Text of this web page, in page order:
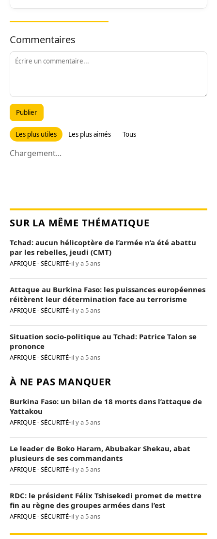
Commentaires
Publier
Les plus utiles Les plus aimés Tous
Chargement...
SUR LA MÊME THÉMATIQUE
Tchad: aucun hélicoptère de l’armée n’a été abattu
par les rebelles, jeudi (CMT)
AFRIQUE - SÉCURITÉ•il y a 5 ans
Attaque au Burkina Faso: les puissances européennes
réitèrent leur détermination face au terrorisme
AFRIQUE - SÉCURITÉ•il y a 5 ans
Situation socio-politique au Tchad: Patrice Talon se
prononce
AFRIQUE - SÉCURITÉ•il y a 5 ans
À NE PAS MANQUER
Burkina Faso: un bilan de 18 morts dans l’attaque de
Yattakou
AFRIQUE - SÉCURITÉ•il y a 5 ans
Le leader de Boko Haram, Abubakar Shekau, abat
plusieurs de ses commandants
AFRIQUE - SÉCURITÉ•il y a 5 ans
RDC: le président Félix Tshisekedi promet de mettre
fin au règne des groupes armées dans l’est
AFRIQUE - SÉCURITÉ•il y a 5 ans